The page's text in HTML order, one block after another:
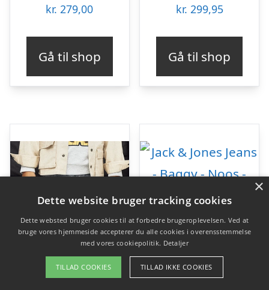
kr. 279,00
Gå til shop
kr. 299,95
Gå til shop
×
Dette website bruger tracking cookies
Dette websted bruger cookies til at forbedre brugeroplevelsen. Ved at
bruge vores hjemmeside accepterer du alle cookies i overensstemmelse
med vores cookiepolitik. Detaljer
TILLAD COOKIES TILLAD IKKE COOKIES